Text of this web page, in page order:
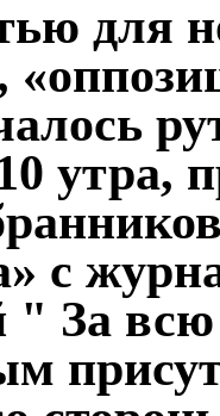
для
утра,
с
" За